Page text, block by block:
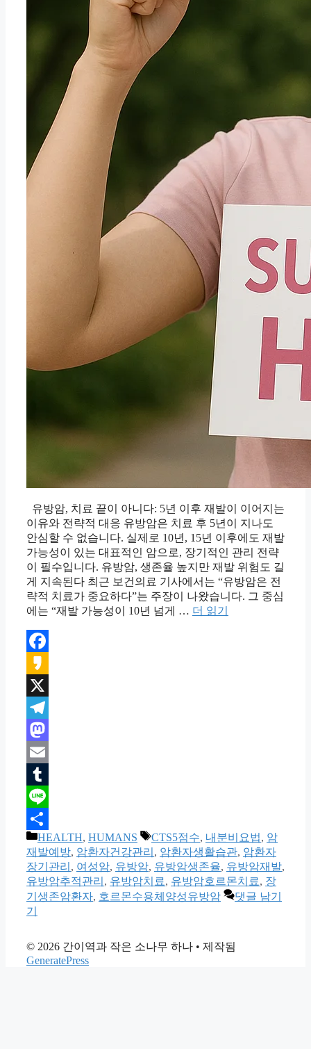
유방암, 치료 끝이 아니다: 5년 이후 재발이 이어지는
이유와 전략적 대응 유방암은 치료 후 5년이 지나도
안심할 수 없습니다. 실제로 10년, 15년 이후에도 재발
가능성이 있는 대표적인 암으로, 장기적인 관리 전략
이 필수입니다. 유방암, 생존율 높지만 재발 위험도 길
게 지속된다 최근 보건의료 기사에서는 “유방암은 전
략적 치료가 중요하다”는 주장이 나왔습니다. 그 중심
에는 “재발 가능성이 10년 넘게 … 더 읽기
Facebook
Kakao
X
Telegram
Mastodon
Email
Tumblr
Line
Share
카
테
고
리
HEALTH, HUMANS
태
그
CTS5점수, 내분비요법, 암
재발예방, 암환자건강관리 , 암환자생활습관, 암환자
장기관리 , 여성암, 유방암, 유방암생존율, 유방암재발,
유방암추적관리 , 유방암치료, 유방암호르몬치료, 장
기생존암환자, 호르몬수용체양성유방암
댓글 남기
기
© 2026 간이역과 작은 소나무 하나 • 제작됨
GeneratePress